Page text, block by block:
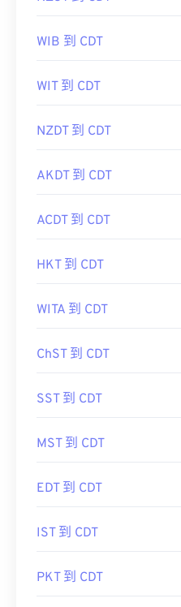
WIB 到 CDT
WIT 到 CDT
NZDT 到 CDT
AKDT 到 CDT
ACDT 到 CDT
HKT 到 CDT
WITA 到 CDT
ChST 到 CDT
SST 到 CDT
MST 到 CDT
EDT 到 CDT
IST 到 CDT
PKT 到 CDT